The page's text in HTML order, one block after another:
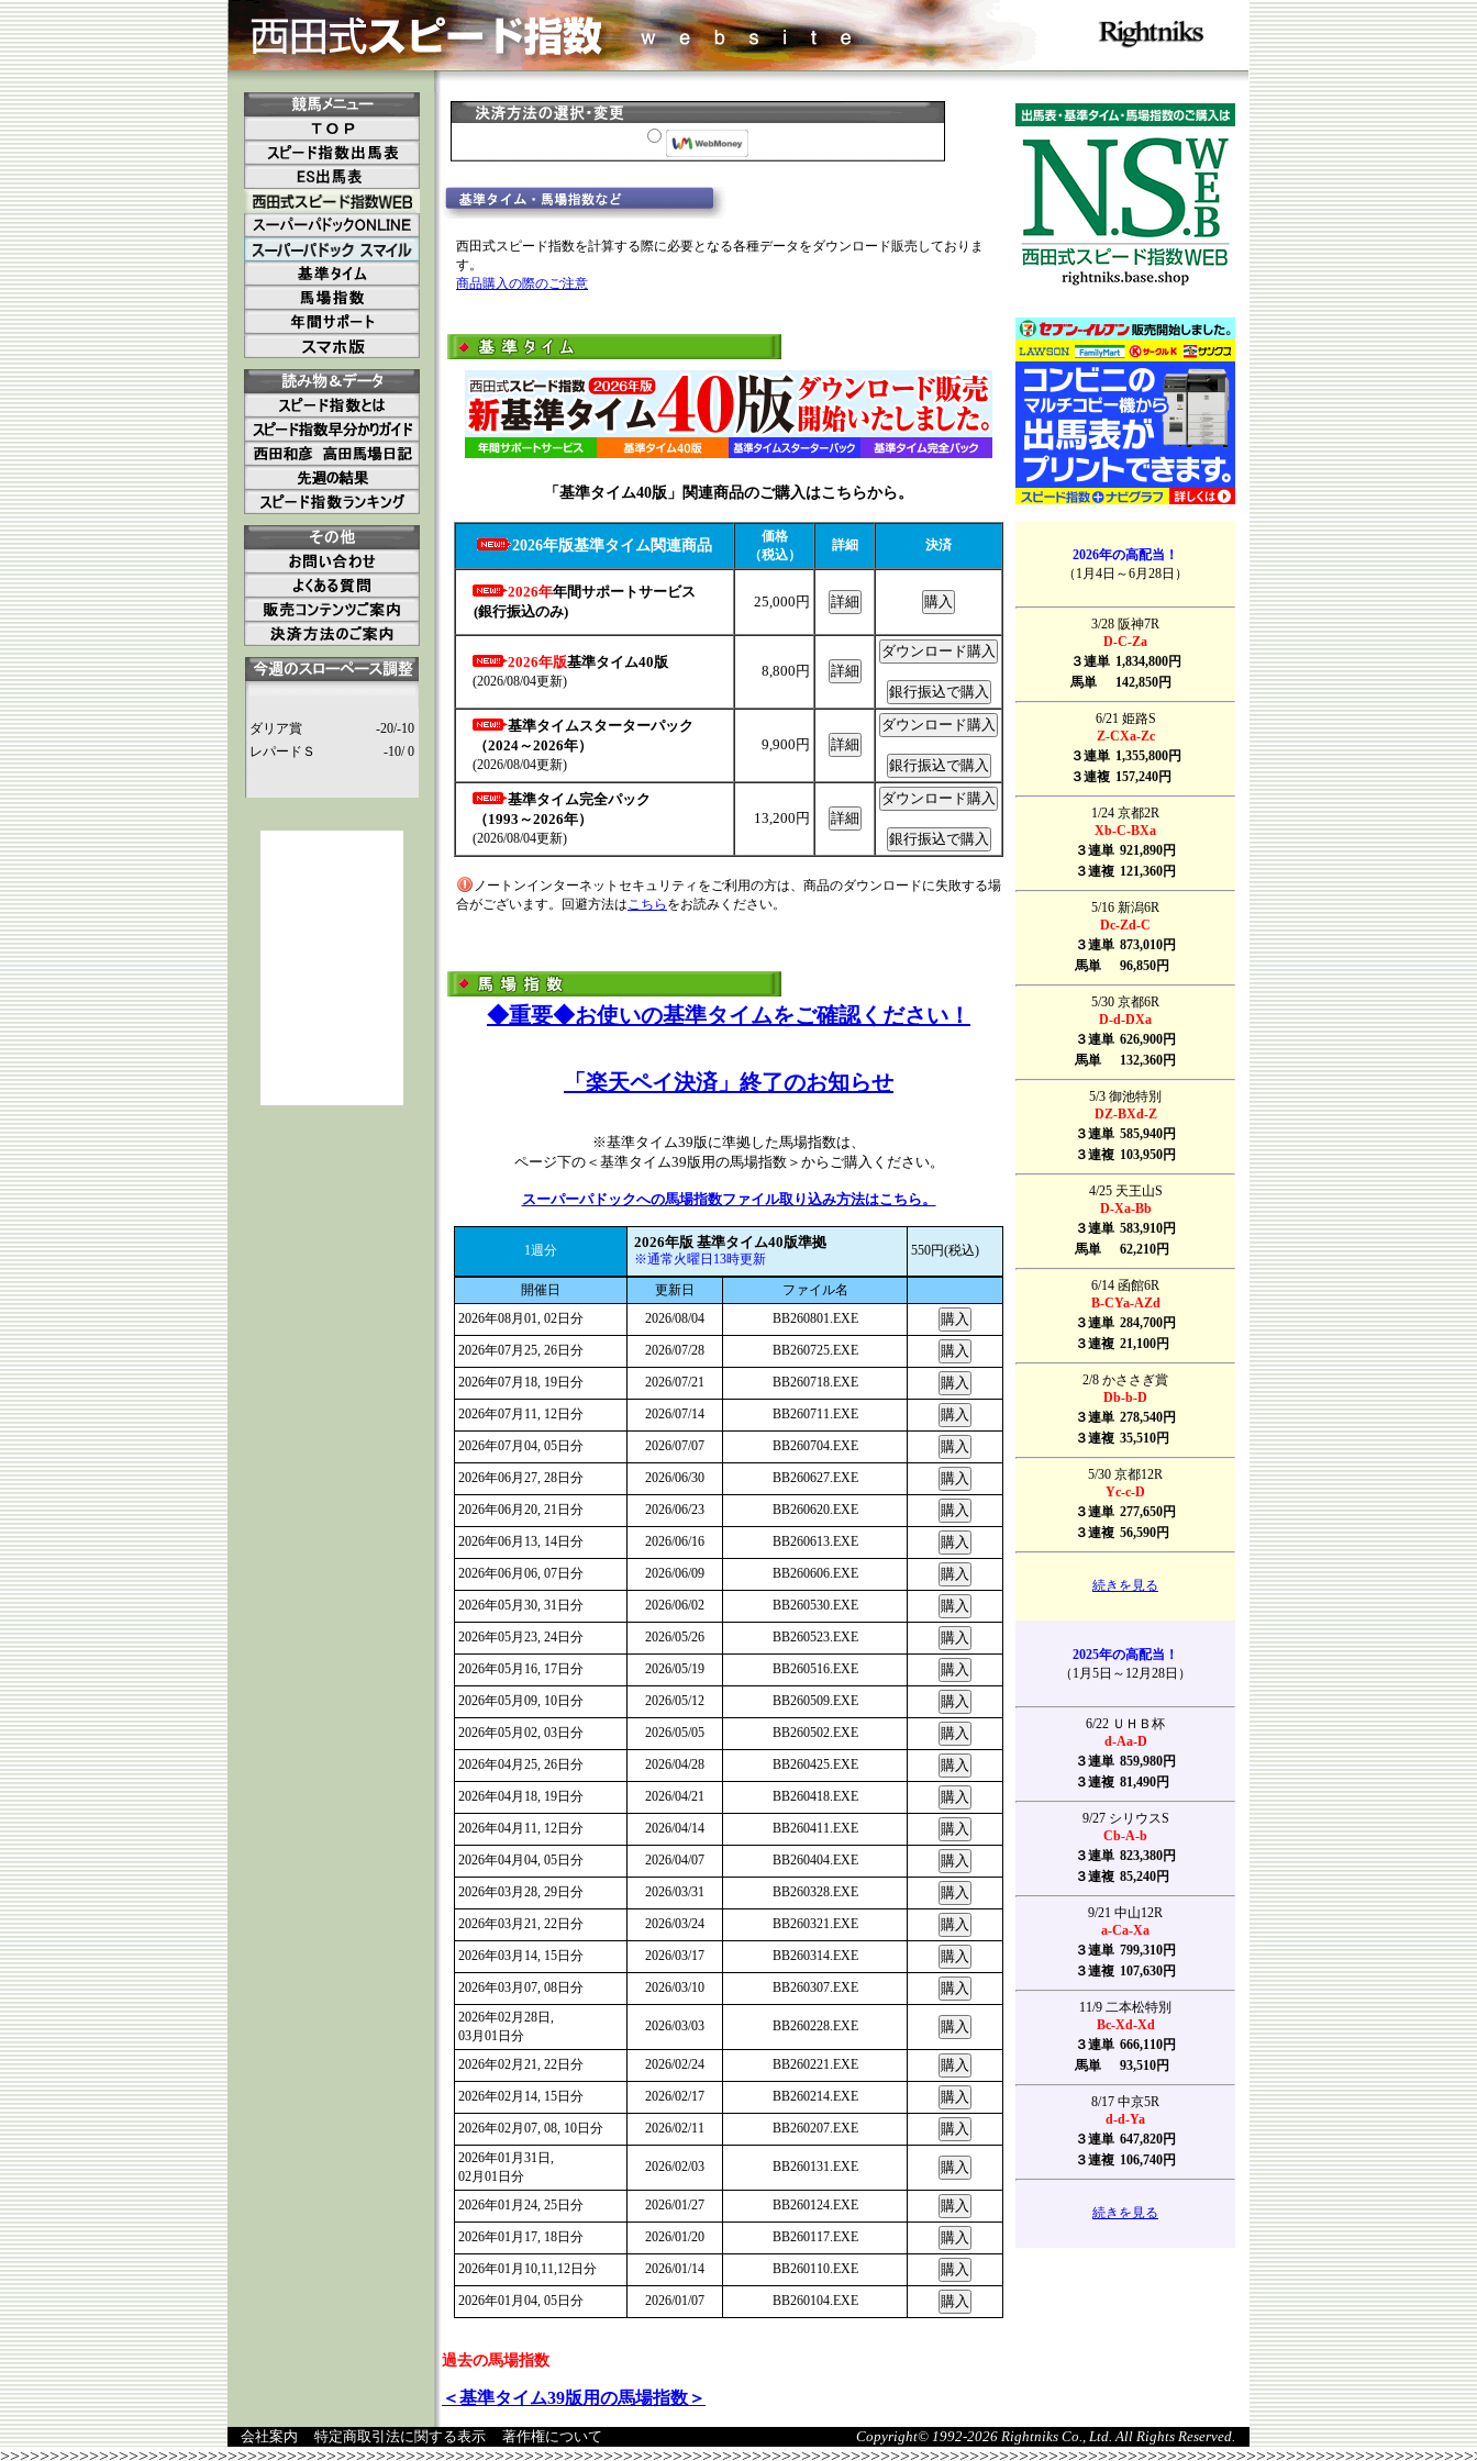
ダリア賞
-20/-10
レパードＳ
-10/ 0
西田式スピード指数を計算する際に必要となる各種データをダウンロード販売しておりま
す。
商品購入の際のご注意
「基準タイム40版」関連商品のご購入はこちらから。
2026年版基準タイム関連商品
価格
（税込）
詳細 決済
2026年年間サポートサービス
(銀行振込のみ)
25,000円
2026年版基準タイム40版
(2026/08/04更新)
8,800円
基準タイムスターターパック
（2024～2026年）
(2026/08/04更新)
9,900円
基準タイム完全パック
（1993～2026年）
(2026/08/04更新)
13,200円
ノートンインターネットセキュリティをご利用の方は、商品のダウンロードに失敗する場
合がございます。回避方法はこちら をお読みください。
◆重要◆お使いの基準タイムをご確認ください！
「楽天ペイ決済」終了のお知らせ
※基準タイム39版に準拠した馬場指数は、
ページ下の＜基準タイム39版用の馬場指数＞からご購入ください。
スーパーパドックへの馬場指数ファイル取り込み方法はこちら。
1週分 2026年版 基準タイム40版準拠
※通常火曜日13時更新
550円(税込)
開催日 更新日
ファイル名
2026年08月01, 02日分
2026/08/04 BB260801.EXE
2026年07月25, 26日分 2026/07/28 BB260725.EXE
2026年07月18, 19日分 2026/07/21 BB260718.EXE
2026年07月11, 12日分 2026/07/14 BB260711.EXE
2026年07月04, 05日分 2026/07/07 BB260704.EXE
2026年06月27, 28日分 2026/06/30 BB260627.EXE
2026年06月20, 21日分 2026/06/23 BB260620.EXE
2026年06月13, 14日分 2026/06/16 BB260613.EXE
2026年06月06, 07日分 2026/06/09 BB260606.EXE
2026年05月30, 31日分 2026/06/02 BB260530.EXE
2026年05月23, 24日分 2026/05/26 BB260523.EXE
2026年05月16, 17日分 2026/05/19 BB260516.EXE
2026年05月09, 10日分 2026/05/12 BB260509.EXE
2026年05月02, 03日分 2026/05/05 BB260502.EXE
2026年04月25, 26日分 2026/04/28 BB260425.EXE
2026年04月18, 19日分 2026/04/21 BB260418.EXE
2026年04月11, 12日分 2026/04/14 BB260411.EXE
2026年04月04, 05日分 2026/04/07 BB260404.EXE
2026年03月28, 29日分 2026/03/31 BB260328.EXE
2026年03月21, 22日分 2026/03/24 BB260321.EXE
2026年03月14, 15日分 2026/03/17 BB260314.EXE
2026年03月07, 08日分 2026/03/10
BB260307.EXE
2026年02月28日,
03月01日分
2026/03/03 BB260228.EXE
2026年02月21, 22日分 2026/02/24 BB260221.EXE
2026年02月14, 15日分 2026/02/17 BB260214.EXE
2026年02月07, 08, 10日分 2026/02/11
BB260207.EXE
2026年01月31日,
02月01日分
2026/02/03 BB260131.EXE
2026年01月24, 25日分 2026/01/27 BB260124.EXE
2026年01月17, 18日分 2026/01/20 BB260117.EXE
2026年01月10,11,12日分 2026/01/14 BB260110.EXE
2026年01月04, 05日分 2026/01/07 BB260104.EXE
過去の馬場指数
＜基準タイム39版用の馬場指数＞
2026年の高配当！
（1月4日～6月28日）
3/28 阪神7R
D-C-Za
３連単 1,834,800円
馬単
142,850円
6/21 姫路S
Z-CXa-Zc
３連単 1,355,800円
３連複 157,240円
1/24 京都2R
Xb-C-BXa
３連単 921,890円
３連複 121,360円
5/16 新潟6R
Dc-Zd-C
３連単 873,010円
馬単
96,850円
5/30 京都6R
D-d-DXa
３連単 626,900円
馬単
132,360円
5/3 御池特別
DZ-BXd-Z
３連単 585,940円
３連複 103,950円
4/25 天王山S
D-Xa-Bb
３連単 583,910円
馬単
62,210円
6/14 函館6R
B-CYa-AZd
３連単 284,700円
３連複 21,100円
2/8 かささぎ賞
Db-b-D
３連単 278,540円
３連複 35,510円
5/30 京都12R
Yc-c-D
３連単 277,650円
３連複 56,590円
続きを見る
2025年の高配当！
（1月5日～12月28日）
6/22 ＵＨＢ杯
d-Aa-D
３連単 859,980円
３連複 81,490円
9/27 シリウスS
Cb-A-b
３連単 823,380円
３連複 85,240円
9/21 中山12R
a-Ca-Xa
３連単 799,310円
３連複 107,630円
11/9 二本松特別
Bc-Xd-Xd
３連単 666,110円
馬単
93,510円
8/17 中京5R
d-d-Ya
３連単 647,820円
３連複 106,740円
続きを見る
会社案内 特定商取引法に関する表示 著作権について Copyright© 1992-2026 Rightniks Co., Ltd. All Rights Reserved.